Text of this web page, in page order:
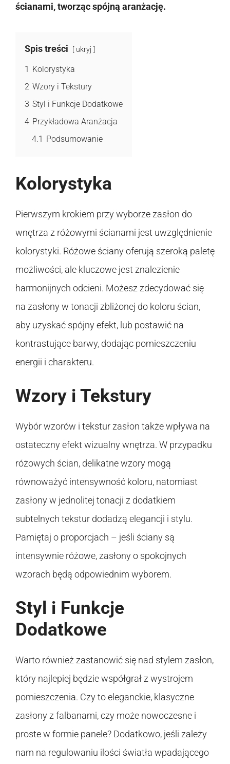
ścianami, tworząc spójną aranżację.
Spis treści ukryj
1 Kolorystyka
2 Wzory i Tekstury
3 Styl i Funkcje Dodatkowe
4 Przykładowa Aranżacja
4.1 Podsumowanie
Kolorystyka
Pierwszym krokiem przy wyborze zasłon do
wnętrza z różowymi ścianami jest uwzględnienie
kolorystyki. Różowe ściany oferują szeroką paletę
możliwości, ale kluczowe jest znalezienie
harmonijnych odcieni. Możesz zdecydować się
na zasłony w tonacji zbliżonej do koloru ścian,
aby uzyskać spójny efekt, lub postawić na
kontrastujące barwy, dodając pomieszczeniu
energii i charakteru.
Wzory i Tekstury
Wybór wzorów i tekstur zasłon także wpływa na
ostateczny efekt wizualny wnętrza. W przypadku
różowych ścian, delikatne wzory mogą
równoważyć intensywność koloru, natomiast
zasłony w jednolitej tonacji z dodatkiem
subtelnych tekstur dodadzą elegancji i stylu.
Pamiętaj o proporcjach – jeśli ściany są
intensywnie różowe, zasłony o spokojnych
wzorach będą odpowiednim wyborem.
Styl i Funkcje
Dodatkowe
Warto również zastanowić się nad stylem zasłon,
który najlepiej będzie współgrał z wystrojem
pomieszczenia. Czy to eleganckie, klasyczne
zasłony z falbanami, czy może nowoczesne i
proste w formie panele? Dodatkowo, jeśli zależy
nam na regulowaniu ilości światła wpadającego